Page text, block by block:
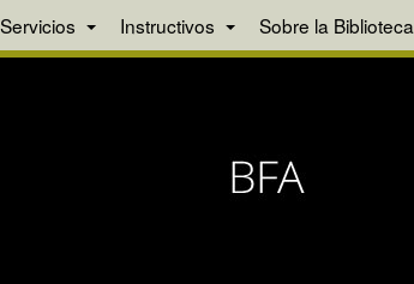
Servicios Instructivos Sobre la Biblioteca